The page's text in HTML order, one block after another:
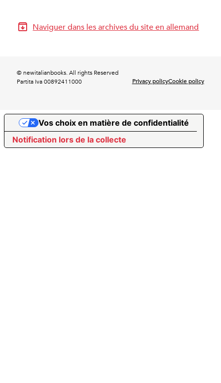
Naviguer dans les archives du site en allemand
© newitalianbooks. All rights Reserved
Partita Iva 00892411000
Privacy policyCookie policy
Notification lors de la collecte
Vos choix en matière de confidentialité